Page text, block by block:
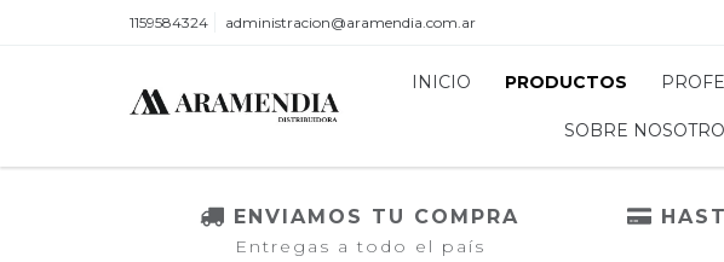
1159584324 administracion@aramendia.com.ar
INICIO PRODUCTOS
SOBRE
ENVIAMOS TU COMPRA
Entregas a todo el país